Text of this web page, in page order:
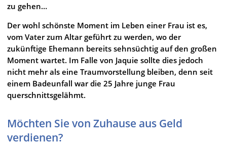
zu gehen…
Der wohl schönste Moment im Leben einer Frau ist es,
vom Vater zum Altar geführt zu werden, wo der
zukünftige Ehemann bereits sehnsüchtig auf den großen
Moment wartet. Im Falle von Jaquie sollte dies jedoch
nicht mehr als eine Traumvorstellung bleiben, denn seit
einem Badeunfall war die 25 Jahre junge Frau
querschnittsgelähmt.
Möchten Sie von Zuhause aus Geld
verdienen?